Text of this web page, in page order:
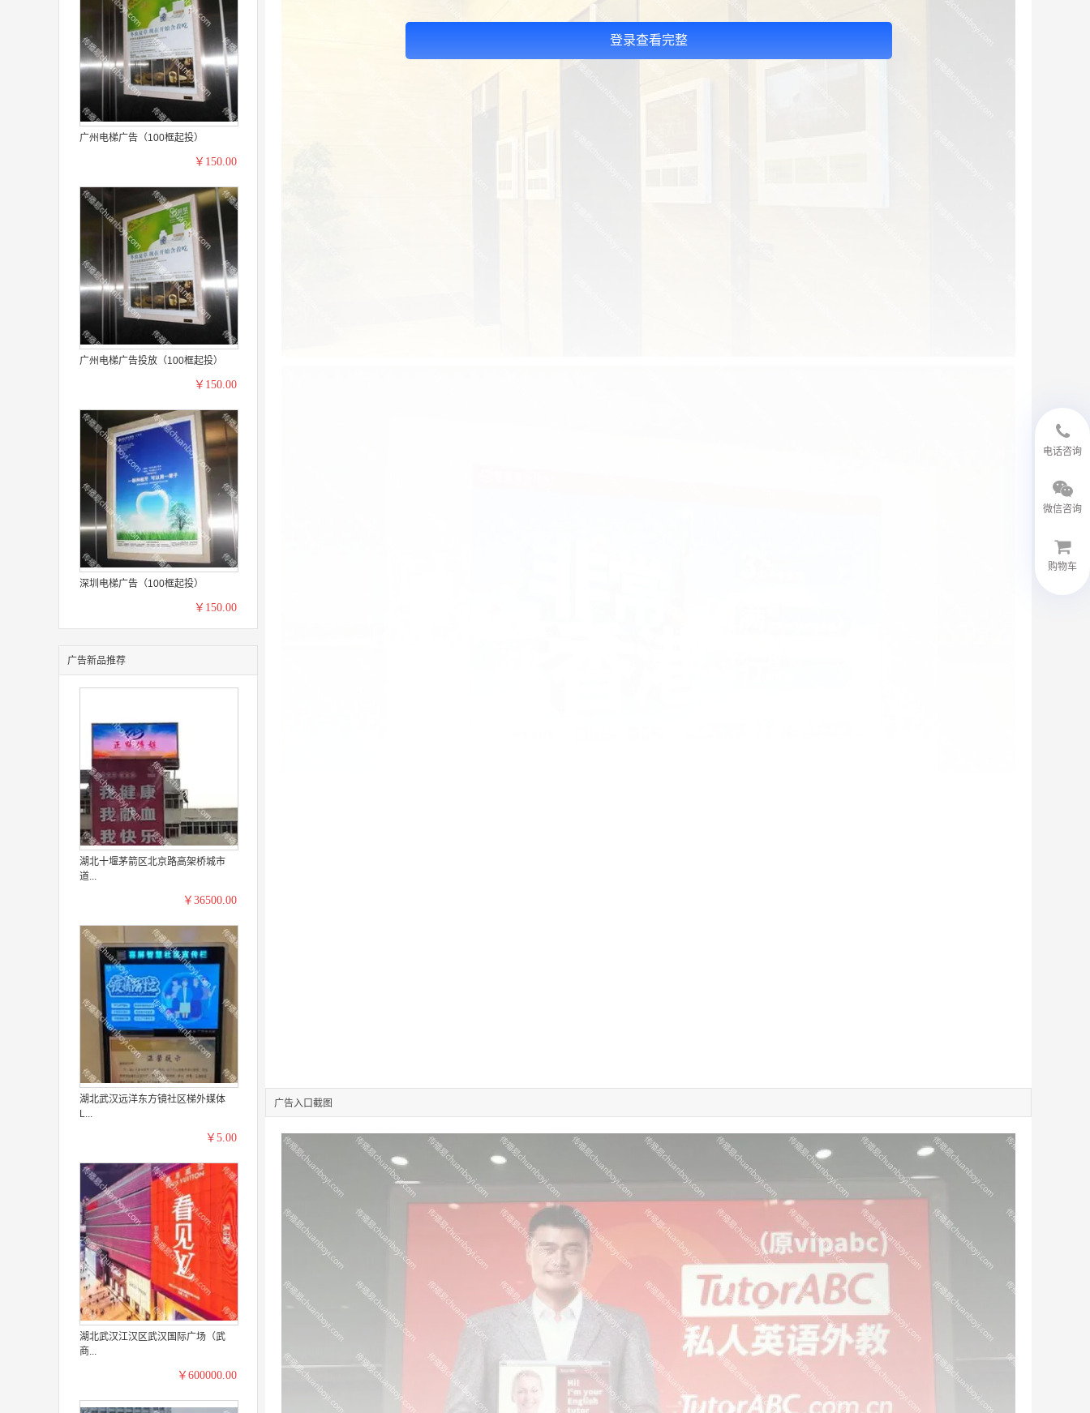
广州电梯广告（100框起投）
￥150.00
广州电梯广告投放（100框起投）
￥150.00
深圳电梯广告（100框起投）
￥150.00
广告新品推荐
湖北十堰茅箭区北京路高架桥城市
道...
￥36500.00
湖北武汉远洋东方镜社区梯外媒体
L...
￥5.00
湖北武汉江汉区武汉国际广场（武
商...
￥600000.00
登录查看完整
广告入口截图
电话咨询
微信咨询
购物车